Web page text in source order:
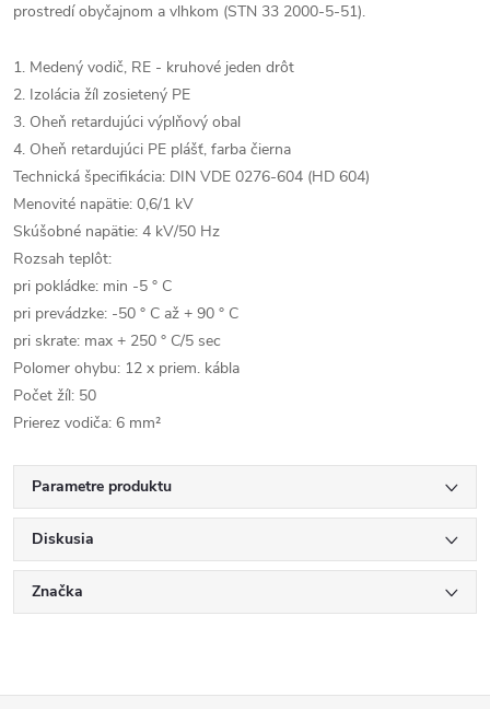
prostredí obyčajnom a vlhkom (STN 33 2000-5-51).
1. Medený vodič, RE - kruhové jeden drôt
2. Izolácia žíl zosietený PE
3. Oheň retardujúci výplňový obal
4. Oheň retardujúci PE plášť, farba čierna
Technická špecifikácia: DIN VDE 0276-604 (HD 604)
Menovité napätie: 0,6/1 kV
Skúšobné napätie: 4 kV/50 Hz
Rozsah teplôt:
pri pokládke: min -5 ° C
pri prevádzke: -50 ° C až + 90 ° C
pri skrate: max + 250 ° C/5 sec
Polomer ohybu: 12 x priem. kábla
Počet žíl: 50
Prierez vodiča: 6 mm²
Parametre produktu
Diskusia
Značka